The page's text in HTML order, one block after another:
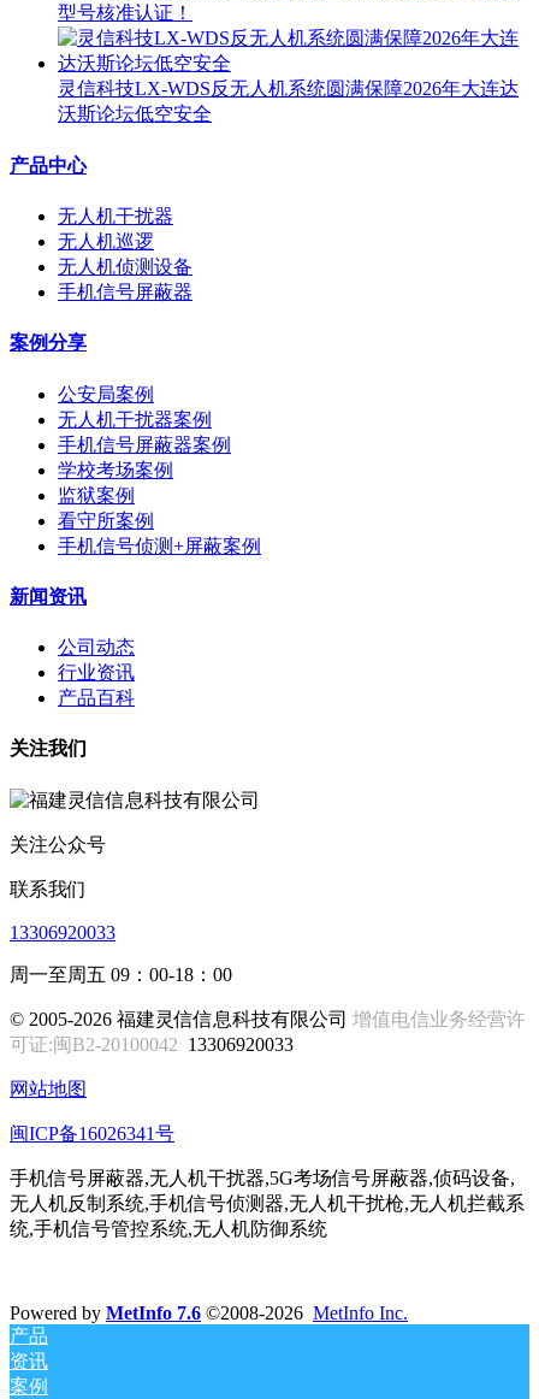
型号核准认证！
灵信科技LX-WDS反无人机系统圆满保障2026年大连达
沃斯论坛低空安全
产品中心
无人机干扰器
无人机巡逻
无人机侦测设备
手机信号屏蔽器
案例分享
公安局案例
无人机干扰器案例
手机信号屏蔽器案例
学校考场案例
监狱案例
看守所案例
手机信号侦测+屏蔽案例
新闻资讯
公司动态
行业资讯
产品百科
关注我们
关注公众号
联系我们
13306920033
周一至周五 09：00-18：00
© 2005-2026 福建灵信信息科技有限公司 增值电信业务经营许
可证:闽B2-20100042 13306920033
网站地图
闽ICP备16026341号
手机信号屏蔽器,无人机干扰器,5G考场信号屏蔽器,侦码设备,
无人机反制系统,手机信号侦测器,无人机干扰枪,无人机拦截系
统,手机信号管控系统,无人机防御系统
Powered by MetInfo 7.6 ©2008-2026 MetInfo Inc.
产品
资讯
案例